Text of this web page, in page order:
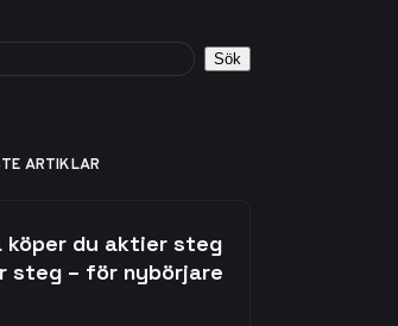
Sök
ARTIKLAR
köper du aktier steg
steg – för nybörjare